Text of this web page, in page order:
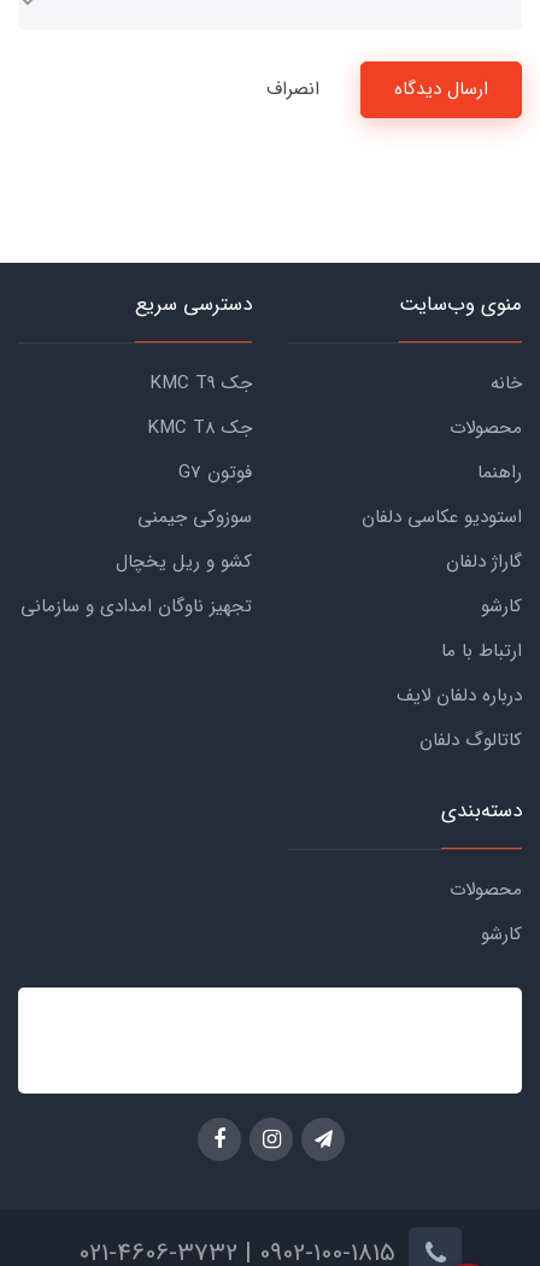
ارسال دیدگاه انصراف
منوی وب‌سایت
خانه
محصولات
راهنما
استودیو عکاسی دلفان
گاراژ دلفان
کارشو
ارتباط با ما
درباره دلفان لایف
کاتالوگ دلفان
دسترسی سریع
جک KMC T9
جک KMC T8
فوتون G7
سوزوکی جیمنی
کشو و ریل یخچال
تجهیز ناوگان امدادی و سازمانی
دسته‌بندی
محصولات
کارشو